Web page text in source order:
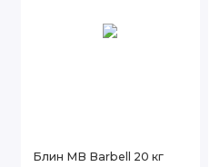
Блин MB Barbell 20 кг